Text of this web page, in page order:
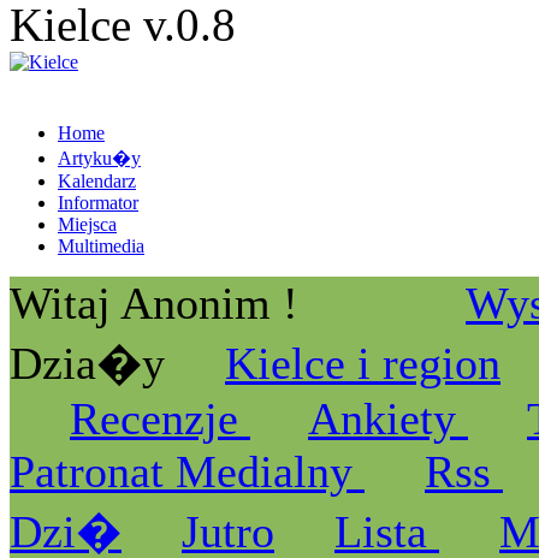
Kielce v.0.8
Home
Artyku�y
Kalendarz
Informator
Miejsca
Multimedia
Witaj Anonim !
Dzia�y
Kielce i region
Recenzje
Ankiety
Patronat Medialny
Rss
Dzi�
Jutro Lista